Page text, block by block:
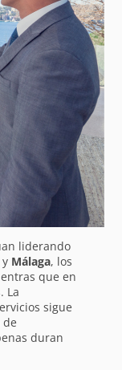
liderando
y Málaga, los
que en
La
sigue
duran